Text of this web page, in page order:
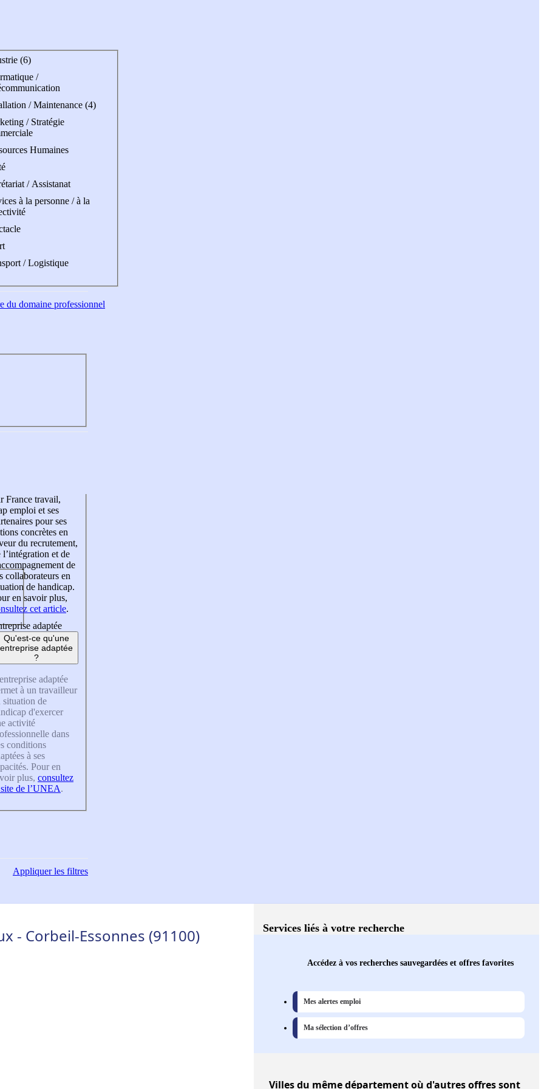
(6)
/
/ Maintenance (4)
/ Stratégie
Humaines
/ Assistanat
à la personne / à la
/ Logistique
du domaine professionnel
France travail,
emploi et ses
pour ses
concrètes en
du recrutement,
l’intégration et de
de
collaborateurs en
de handicap.
en savoir plus,
cet article.
adaptée
Qu'est-ce qu'une
entreprise adaptée
?
adaptée
à un travailleur
situation de
d'exercer
activité
dans
conditions
à ses
Pour en
plus, consultez
de l’UNEA.
Appliquerles filtres
- Corbeil-Essonnes (91100) Services liés à votre recherche
Accédez à vos recherches sauvegardées et offres favorites
Mes alertes emploi
Ma sélection d’offres
Villesdu même département où d'autres offres sont